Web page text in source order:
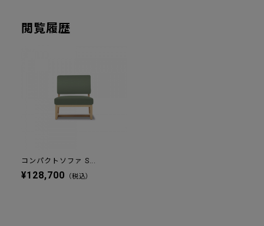
閲覧履歴
コンパクトソファ S...
¥128,700 （税込）